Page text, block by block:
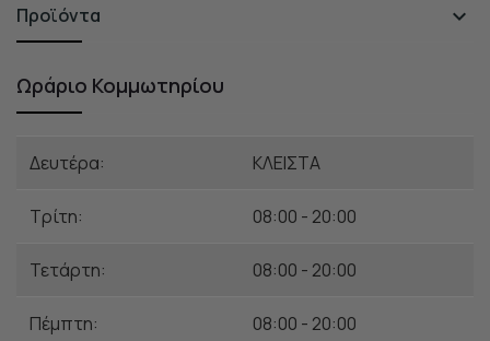
Προϊόντα 
Ωράριο Κομμωτηρίου
Δευτέρα: ΚΛΕΙΣΤΑ
Τρίτη: 08:00 - 20:00
Τετάρτη: 08:00 - 20:00
Πέμπτη: 08:00 - 20:00